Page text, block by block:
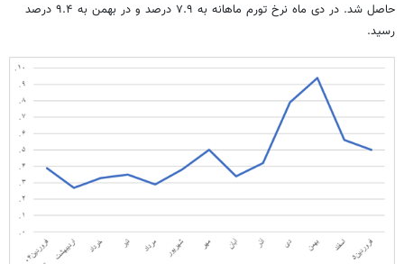
حاصل شد. در دی ماه نرخ تورم ماهانه به ۷.۹ درصد و در بهمن به ۹.۴ درصد
رسید.